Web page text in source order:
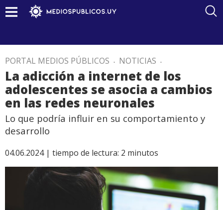
PORTAL MEDIOS PÚBLICOS . NOTICIAS .
La adicción a internet de los
adolescentes se asocia a cambios
en las redes neuronales
Lo que podría influir en su comportamiento y
desarrollo
04.06.2024 | tiempo de lectura: 2 minutos